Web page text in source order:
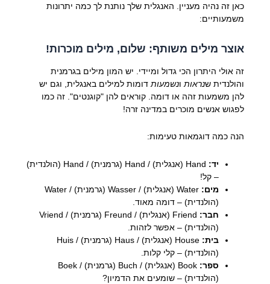
כאן זה נהיה מעניין. האנגלית שלך נותנת לך כמה יתרונות
משמעותיים:
אוצר מילים משותף: שלום, מילים מוכרות!
זה אולי היתרון הכי גדול ומיידי. יש המון מילים בגרמנית
והולנדית שנראותונשמעותדומות למילים באנגלית, וגם יש
להן משמעות זהה או דומה. קוראים להן "קוגנטים". זה כמו
לפגוש אנשים מוכרים במדינה זרה!
הנה כמה דוגמאות טעימות:
יד:
Hand (אנגלית) / Hand (גרמנית) / Hand (הולנדית)
– קל!
מים:
Water (אנגלית) / Wasser (גרמנית) / Water
(הולנדית) – דומה מאוד.
חבר:
Friend (אנגלית) / Freund (גרמנית) / Vriend
(הולנדית) – אפשר לזהות.
בית:
House (אנגלית) / Haus (גרמנית) / Huis
(הולנדית) – קלי קלות.
ספר:
Book (אנגלית) / Buch (גרמנית) / Boek
(הולנדית) – שומעים את הדמיון?